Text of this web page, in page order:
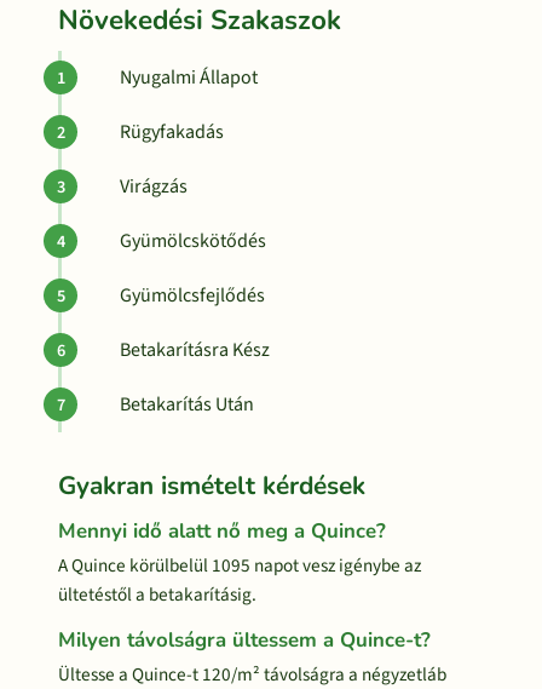
Növekedési Szakaszok
Nyugalmi Állapot
Rügyfakadás
Virágzás
Gyümölcskötődés
Gyümölcsfejlődés
Betakarításra Kész
Betakarítás Után
Gyakran ismételt kérdések
Mennyi idő alatt nő meg a Quince?
A Quince körülbelül 1095 napot vesz igénybe az
ültetéstől a betakarításig.
Milyen távolságra ültessem a Quince-t?
Ültesse a Quince-t 120/m² távolságra a négyzetláb